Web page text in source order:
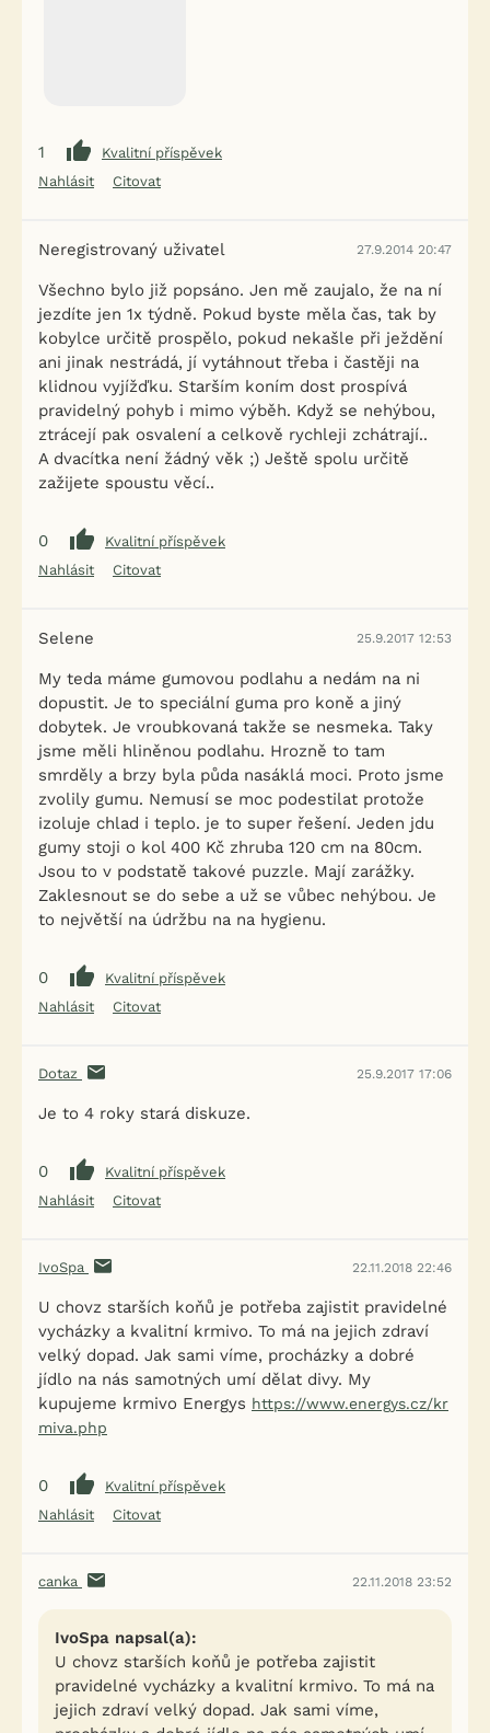
1
Kvalitní příspěvek
Nahlásit
Citovat
Neregistrovaný uživatel 27.9.2014 20:47
Všechno bylo již popsáno. Jen mě zaujalo, že na ní
jezdíte jen 1x týdně. Pokud byste měla čas, tak by
kobylce určitě prospělo, pokud nekašle při ježdění
ani jinak nestrádá, jí vytáhnout třeba i častěji na
klidnou vyjížďku. Starším koním dost prospívá
pravidelný pohyb i mimo výběh. Když se nehýbou,
ztrácejí pak osvalení a celkově rychleji zchátrají..
A dvacítka není žádný věk ;) Ještě spolu určitě
zažijete spoustu věcí..
0
Kvalitní příspěvek
Nahlásit
Citovat
Selene 25.9.2017 12:53
My teda máme gumovou podlahu a nedám na ni
dopustit. Je to speciální guma pro koně a jiný
dobytek. Je vroubkovaná takže se nesmeka. Taky
jsme měli hliněnou podlahu. Hrozně to tam
smrděly a brzy byla půda nasáklá moci. Proto jsme
zvolily gumu. Nemusí se moc podestilat protože
izoluje chlad i teplo. je to super řešení. Jeden jdu
gumy stoji o kol 400 Kč zhruba 120 cm na 80cm.
Jsou to v podstatě takové puzzle. Mají zarážky.
Zaklesnout se do sebe a už se vůbec nehýbou. Je
to největší na údržbu na na hygienu.
0
Kvalitní příspěvek
Nahlásit
Citovat
Dotaz 25.9.2017 17:06
Je to 4 roky stará diskuze.
0
Kvalitní příspěvek
Nahlásit
Citovat
IvoSpa 22.11.2018 22:46
U chovz starších koňů je potřeba zajistit pravidelné
vycházky a kvalitní krmivo. To má na jejich zdraví
velký dopad. Jak sami víme, procházky a dobré
jídlo na nás samotných umí dělat divy. My
kupujeme krmivo Energys https://www.energys.cz/kr
miva.php
0
Kvalitní příspěvek
Nahlásit
Citovat
canka 22.11.2018 23:52
IvoSpa napsal(a):
U chovz starších koňů je potřeba zajistit
pravidelné vycházky a kvalitní krmivo. To má na
jejich zdraví velký dopad. Jak sami víme,